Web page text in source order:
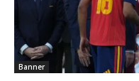
Banner